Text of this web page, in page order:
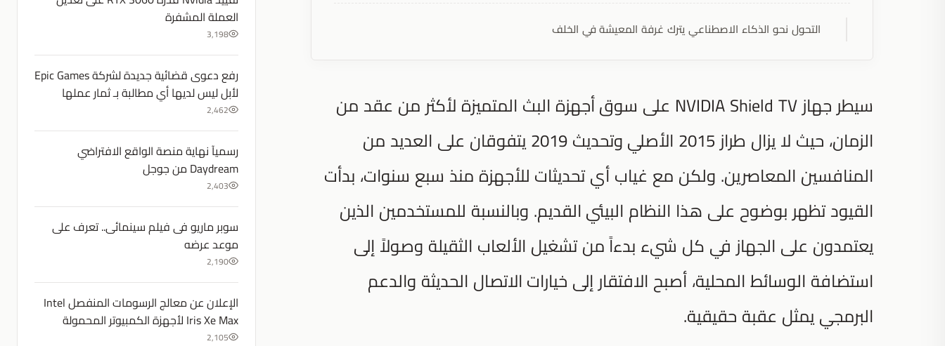
التحول نحو الذكاء الاصطناعي يترك غرفة المعيشة في الخلف
سيطر جهاز NVIDIA Shield TV على سوق أجهزة البث المتميزة لأكثر من عقد من
الزمان، حيث لا يزال طراز 2015 الأصلي وتحديث 2019 يتفوقان على العديد من
المنافسين المعاصرين. ولكن مع غياب أي تحديثات للأجهزة منذ سبع سنوات، بدأت
القيود تظهر بوضوح على هذا النظام البيئي القديم. وبالنسبة للمستخدمين الذين
يعتمدون على الجهاز في كل شيء بدءاً من تشغيل الألعاب الثقيلة وصولاً إلى
استضافة الوسائط المحلية، أصبح الافتقار إلى خيارات الاتصال الحديثة والدعم
البرمجي يمثل عقبة حقيقية.
العملة المشفرة
3,198
رفع دعوى قضائية جديدة لشركة Epic Games
لأبل ليس لديها أي مطالبة بـ ثمار عملها
2,462
رسميآ نهاية منصة الواقع الافتراضي
Daydream من جوجل
2,403
سوبر ماريو فى فيلم سينمائى.. تعرف على
موعد عرضه
2,190
الإعلان عن معالج الرسومات المنفصل Intel
Iris Xe Max لأجهزة الكمبيوتر المحمولة
2,105